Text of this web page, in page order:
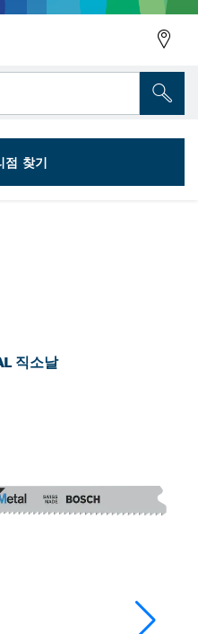
날
직소날
점 찾기